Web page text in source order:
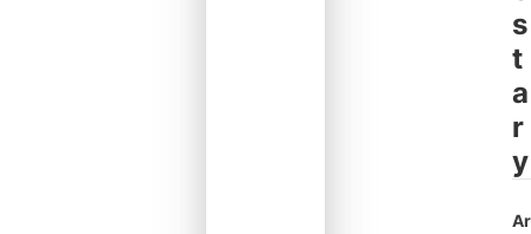
s
t
a
r
y